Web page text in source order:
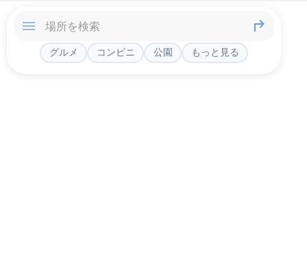
グルメ コンビニ 公園 もっと見る